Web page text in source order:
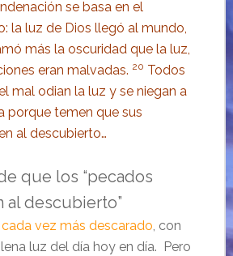
se basa en el
la luz de Dios llegó al mundo,
más la oscuridad que la luz,
eran malvadas. 20 Todos
mal odian la luz y se niegan a
porque temen que sus
al descubierto…
que los “pecados
al descubierto”
cada vez más descarado, con
luz del día hoy en día. Pero